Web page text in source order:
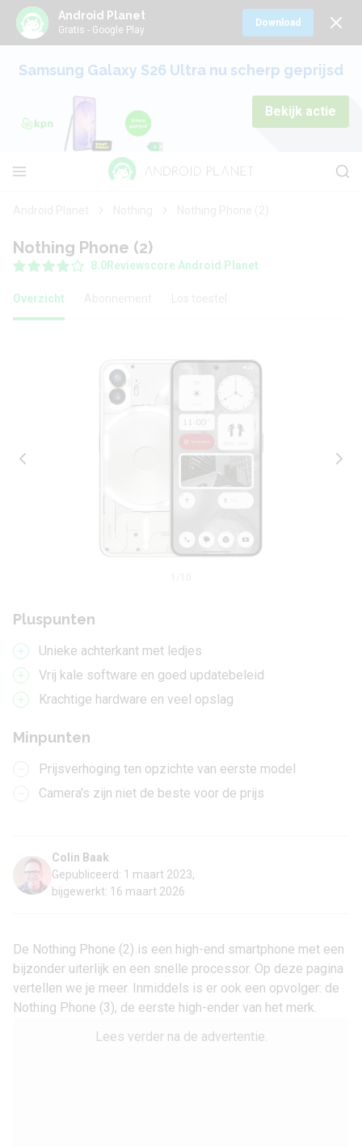
Android Planet
Gratis - Google Play
Download
Samsung Galaxy S26 Ultra nu scherp geprijsd
Bekijk actie
Nothing Phone (2)
8.0Reviewscore Android Planet
Overzicht
Pluspunten
Unieke achterkant met ledjes
Vrij kale software en goed updatebeleid
Krachtige hardware en veel opslag
Minpunten
Prijsverhoging ten opzichte van eerste model
Camera's zijn niet de beste voor de prijs
Colin Baak
Gepubliceerd: 1 maart 2023,
bijgewerkt: 16 maart 2026
De Nothing Phone (2) is een high-end smartphone met een
bijzonder uiterlijk en een snelle processor. Op deze pagina
vertellen we je meer. Inmiddels is er ook een opvolger: de
Nothing Phone (3), de eerste high-ender van het merk.
Lees verder na de advertentie.